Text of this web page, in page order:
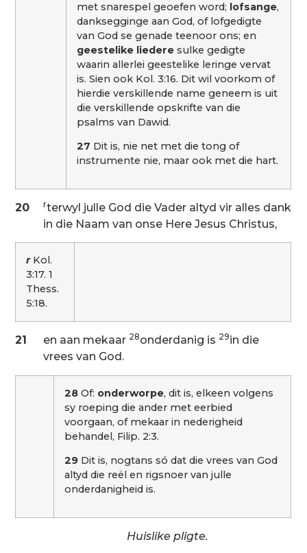
met snarespel geoefen word; lofsange,
danksegginge aan God, of lofgedigte
van God se genade teenoor ons; en
geestelike liedere sulke gedigte
waarin allerlei geestelike leringe vervat
is. Sien ook Kol. 3:16. Dit wil voorkom of
hierdie verskillende name geneem is uit
die verskillende opskrifte van die
psalms van Dawid.
27 Dit is, nie net met die tong of
instrumente nie, maar ook met die hart.
20 rterwyl julle God die Vader altyd vir alles dank
in die Naam van onse Here Jesus Christus,
rKol.
3:17. 1
Thess.
5:18.
21 en aan mekaar 28onderdanig is 29in die
vrees van God.
28 Of: onderworpe, dit is, elkeen volgens
sy roeping die ander met eerbied
voorgaan, of mekaar in nederigheid
behandel, Filip. 2:3.
29 Dit is, nogtans só dat die vrees van God
altyd die reël en rigsnoer van julle
onderdanigheid is.
Huislike pligte.